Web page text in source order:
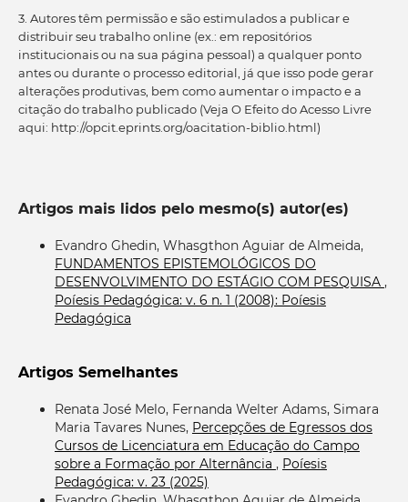
3. Autores têm permissão e são estimulados a publicar e
distribuir seu trabalho online (ex.: em repositórios
institucionais ou na sua página pessoal) a qualquer ponto
antes ou durante o processo editorial, já que isso pode gerar
alterações produtivas, bem como aumentar o impacto e a
citação do trabalho publicado (Veja O Efeito do Acesso Livre
aqui: http://opcit.eprints.org/oacitation-biblio.html)
Artigos mais lidos pelo mesmo(s) autor(es)
Evandro Ghedin, Whasgthon Aguiar de Almeida,
FUNDAMENTOS EPISTEMOLÓGICOS DO
DESENVOLVIMENTO DO ESTÁGIO COM PESQUISA ,
Poíesis Pedagógica: v. 6 n. 1 (2008): Poíesis
Pedagógica
Artigos Semelhantes
Renata José Melo, Fernanda Welter Adams, Simara
Maria Tavares Nunes, Percepções de Egressos dos
Cursos de Licenciatura em Educação do Campo
sobre a Formação por Alternância , Poíesis
Pedagógica: v. 23 (2025)